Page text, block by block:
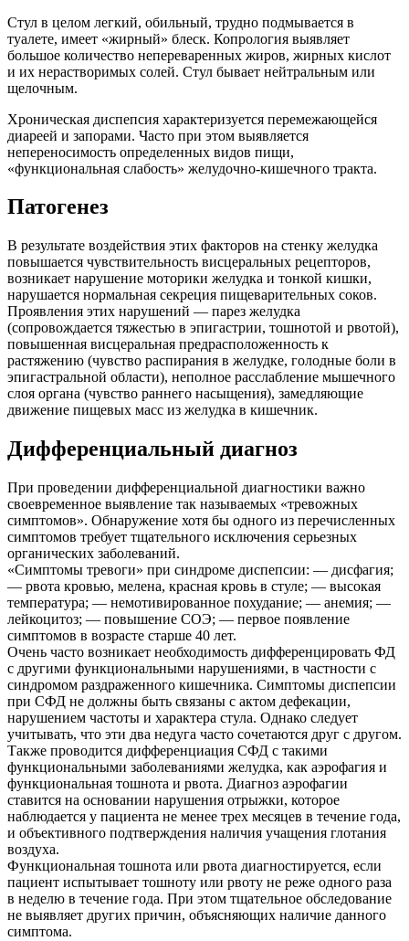
Стул в целом легкий, обильный, трудно подмывается в
туалете, имеет «жирный» блеск. Копрология выявляет
большое количество непереваренных жиров, жирных кислот
и их нерастворимых солей. Стул бывает нейтральным или
щелочным.
Хроническая диспепсия характеризуется перемежающейся
диареей и запорами. Часто при этом выявляется
непереносимость определенных видов пищи,
«функциональная слабость» желудочно-кишечного тракта.
Патогенез
В результате воздействия этих факторов на стенку желудка
повышается чувствительность висцеральных рецепторов,
возникает нарушение моторики желудка и тонкой кишки,
нарушается нормальная секреция пищеварительных соков.
Проявления этих нарушений — парез желудка
(сопровождается тяжестью в эпигастрии, тошнотой и рвотой),
повышенная висцеральная предрасположенность к
растяжению (чувство распирания в желудке, голодные боли в
эпигастральной области), неполное расслабление мышечного
слоя органа (чувство раннего насыщения), замедляющие
движение пищевых масс из желудка в кишечник.
Дифференциальный диагноз
При проведении дифференциальной диагностики важно
своевременное выявление так называемых «тревожных
симптомов». Обнаружение хотя бы одного из перечисленных
симптомов требует тщательного исключения серьезных
органических заболеваний.
«Симптомы тревоги» при синдроме диспепсии: — дисфагия;
— рвота кровью, мелена, красная кровь в стуле; — высокая
температура; — немотивированное похудание; — анемия; —
лейкоцитоз; — повышение СОЭ; — первое появление
симптомов в возрасте старше 40 лет.
Очень часто возникает необходимость дифференцировать ФД
с другими функциональными нарушениями, в частности с
синдромом раздраженного кишечника. Симптомы диспепсии
при СФД не должны быть связаны с актом дефекации,
нарушением частоты и характера стула. Однако следует
учитывать, что эти два недуга часто сочетаются друг с другом.
Также проводится дифференциация СФД с такими
функциональными заболеваниями желудка, как аэрофагия и
функциональная тошнота и рвота. Диагноз аэрофагии
ставится на основании нарушения отрыжки, которое
наблюдается у пациента не менее трех месяцев в течение года,
и объективного подтверждения наличия учащения глотания
воздуха.
Функциональная тошнота или рвота диагностируется, если
пациент испытывает тошноту или рвоту не реже одного раза
в неделю в течение года. При этом тщательное обследование
не выявляет других причин, объясняющих наличие данного
симптома.